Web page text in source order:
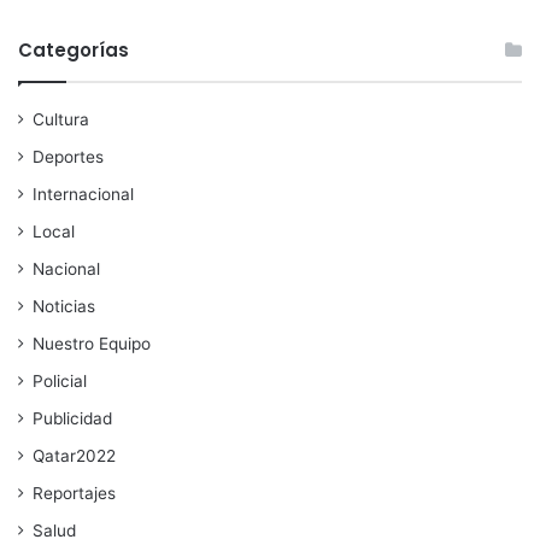
Categorías
Cultura
Deportes
Internacional
Local
Nacional
Noticias
Nuestro Equipo
Policial
Publicidad
Qatar2022
Reportajes
Salud